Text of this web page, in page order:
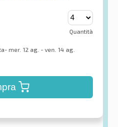
Quantità
mer. 12 ag. - ven. 14 ag.